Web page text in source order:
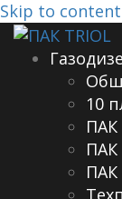
Skip to content
10
ПАК
ПАК